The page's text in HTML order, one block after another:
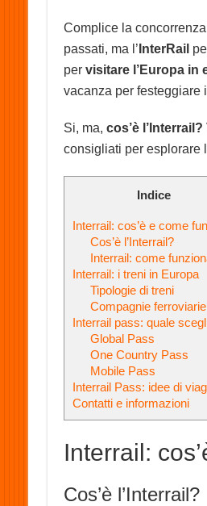
Complice la
passati, ma l’ InterRail
per visitare l’Europa in
vacanza per festeggiare
Si, ma, cos’è l’Interrail?
consigliati per esplorare
Indice
Interrail: cos’è e come
Cos’è l’Interrail?
Interrail: come
Interrail: i treni in Europa
Tipologie di treni
Compagnie ferroviarie
Interrail pass: quale
Global Pass
One Country Pass
Mobile Pass
Interrail Pass: idee di
Contatti e informazioni
Interrail:
Cos’è l’Interrail?